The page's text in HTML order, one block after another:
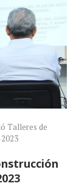
Talleres de